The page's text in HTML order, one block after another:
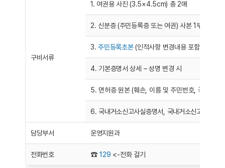
구비서류
1. 여권용 사진 (3.5×4.5cm) 총 2매
2. 신분증 (주민등록증 또는 여권) 사본 1부
3.주민등록초본(인적사항 변경내용 포함하여 발
4. 기본증명서 상세 – 성명 변경 시
5. 면허증 원본 (훼손, 이름 및 주민번호, 국적 변경)
6. 국내거소신고사실증명서, 국내거소신고증 / 외
담당부서 운영지원과
전화번호 ☎ 129<-전화 걸기